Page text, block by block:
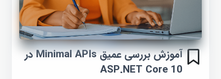
آموزش بررسی عمیق Minimal APIs در
ASP.NET Core 10